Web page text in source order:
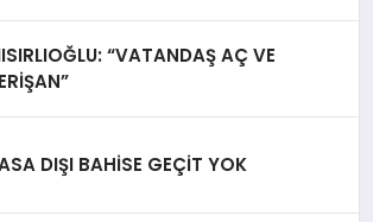
“VATANDAŞ AÇ VE
DIŞI BAHİSE GEÇİT YOK